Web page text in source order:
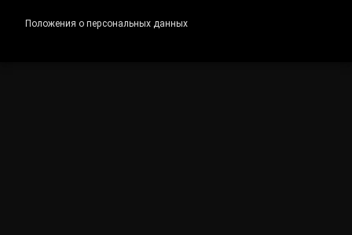
Положения о персональных данных